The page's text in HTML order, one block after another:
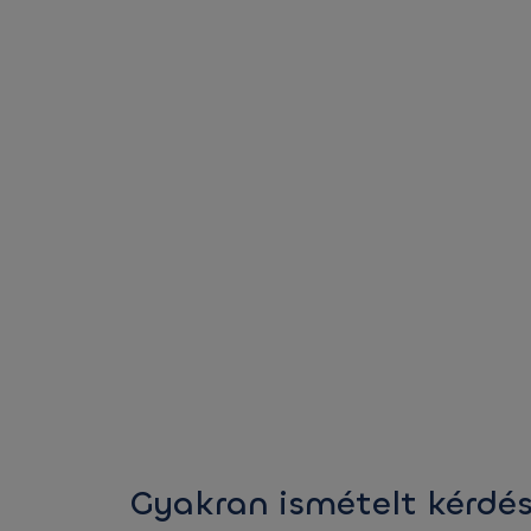
Gyakran ismételt